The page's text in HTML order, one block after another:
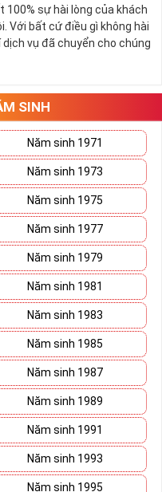
Nghĩa Gì?
số 8 này thường thì họ sẽ
kỷ luật, có cá tính và ý chí
dồn toàn bộ tâm huyết
6 số 8 tạo nên một bản điệp
lợi. Sử dụngsim số
gần hơn với thần may
8 rất thích hợp với những
Những người mệnh khác
với những đầu số phù hợp.
trị cao thứ hai trong dòng
nhiều tài lộc, được nhiều
dụng.
lục quý 8
sự hài lòng của khách
Với bất cứ điều gì không hài
vụ đã chuyển cho chúng
SINH
Năm sinh 1971
Năm sinh 1973
Năm sinh 1975
Năm sinh 1977
Năm sinh 1979
Năm sinh 1981
Năm sinh 1983
Năm sinh 1985
Năm sinh 1987
Năm sinh 1989
Năm sinh 1991
Năm sinh 1993
Năm sinh 1995